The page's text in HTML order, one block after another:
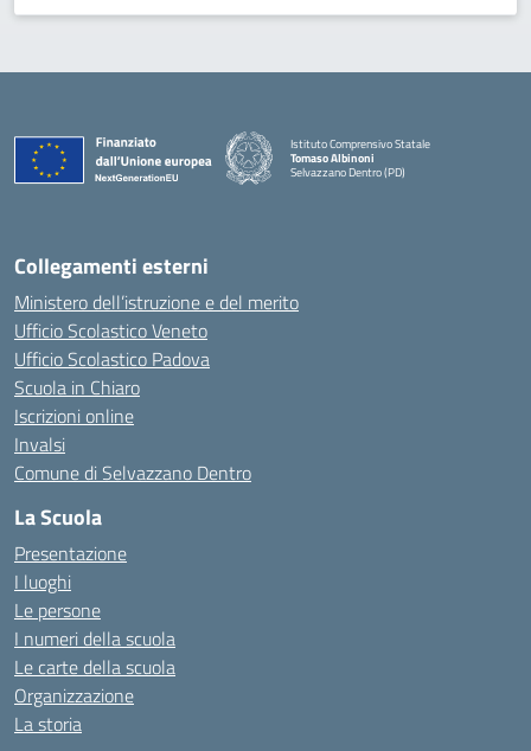
Istituto Comprensivo Statale
Tomaso Albinoni
Selvazzano Dentro (PD)
Collegamenti esterni
Ministero dell’istruzione e del merito
Ufficio Scolastico Veneto
Ufficio Scolastico Padova
Scuola in Chiaro
Iscrizioni online
Invalsi
Comune di Selvazzano Dentro
La Scuola
Presentazione
I luoghi
Le persone
I numeri della scuola
Le carte della scuola
Organizzazione
La storia